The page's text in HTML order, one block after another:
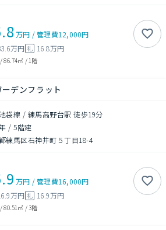
万円 /管理費12,000円
万円 礼 16.8万円
86.74㎡ / 1階
デンフラット
袋線 / 練馬高野台駅 徒歩19分
/5階建
練馬区石神井町５丁目18-4
万円 /管理費16,000円
万円 礼 16.9万円
80.51㎡ /3階